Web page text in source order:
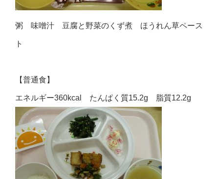
粥 味噌汁 豆腐と野菜のくず煮 ほうれん草ペース
ト
【普通食】
エネルギー360kcal たんぱく質15.2g 脂質12.2g